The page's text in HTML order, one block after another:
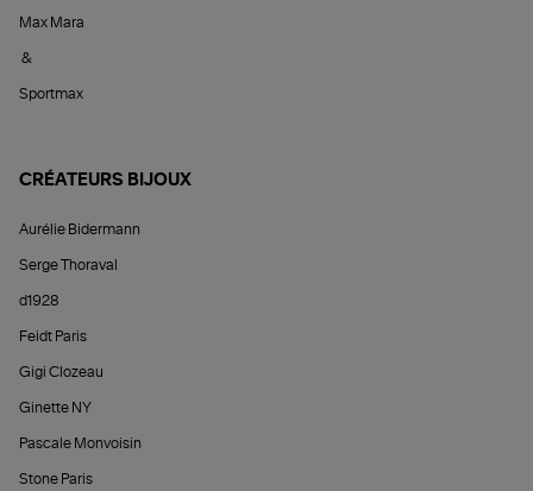
Max Mara
&
Sportmax
CRÉATEURS BIJOUX
Aurélie Bidermann
Serge Thoraval
d1928
Feidt Paris
Gigi Clozeau
Ginette NY
Pascale Monvoisin
Stone Paris